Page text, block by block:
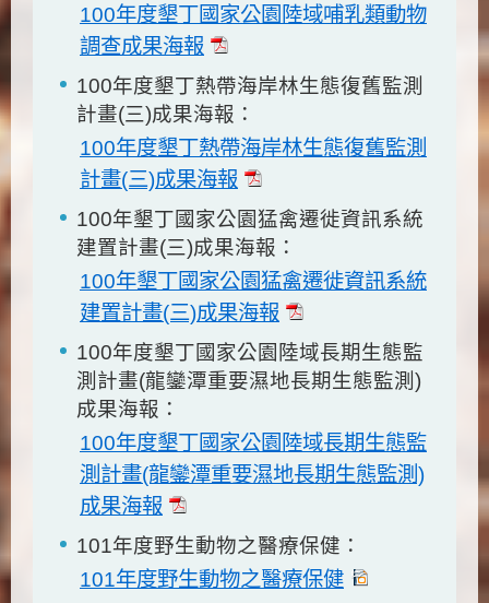
100年度墾丁國家公園陸域哺乳類動物
調查成果海報
100年度墾丁熱帶海岸林生態復舊監測
計畫(三)成果海報：
100年度墾丁熱帶海岸林生態復舊監測
計畫(三)成果海報
100年墾丁國家公園猛禽遷徙資訊系統
建置計畫(三)成果海報：
100年墾丁國家公園猛禽遷徙資訊系統
建置計畫(三)成果海報
100年度墾丁國家公園陸域長期生態監
測計畫(龍鑾潭重要濕地長期生態監測)
成果海報：
100年度墾丁國家公園陸域長期生態監
測計畫(龍鑾潭重要濕地長期生態監測)
成果海報
101年度野生動物之醫療保健：
101年度野生動物之醫療保健